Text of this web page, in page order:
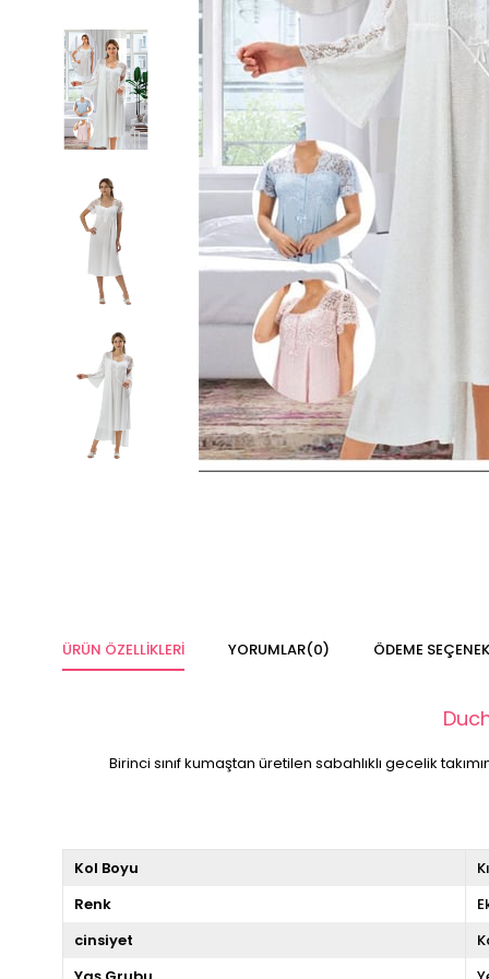
ÜRÜN ÖZELLIKLERI YORUMLAR(0) ÖDEME
Birinci sınıf kumaştan üretilen sabahlıklı gecelik
Kol Boyu
Renk
cinsiyet